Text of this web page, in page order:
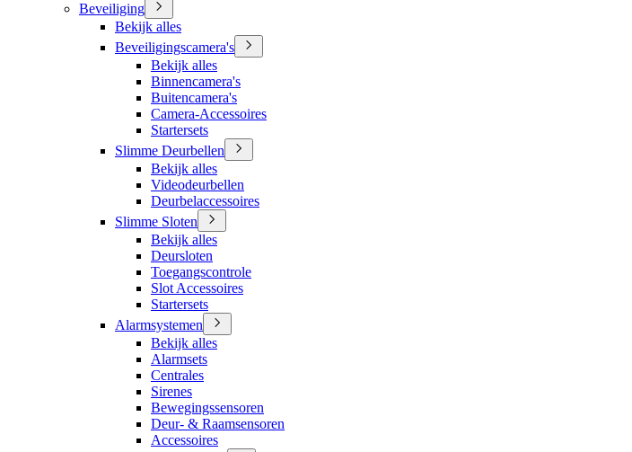
Beveiliging
Bekijk alles
Beveiligingscamera's
Bekijk alles
Binnencamera's
Buitencamera's
Camera-Accessoires
Startersets
Slimme Deurbellen
Bekijk alles
Videodeurbellen
Deurbelaccessoires
Slimme Sloten
Bekijk alles
Deursloten
Toegangscontrole
Slot Accessoires
Startersets
Alarmsystemen
Bekijk alles
Alarmsets
Centrales
Sirenes
Bewegingssensoren
Deur- & Raamsensoren
Accessoires